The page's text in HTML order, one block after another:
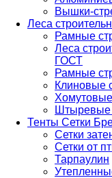
Вышки-
Леса
Рамные
Леса
ГОСТ
Рамные
Клиновые
Штыревые
Тенты Сетки
Сетки
Сетки от
Тарпаулин